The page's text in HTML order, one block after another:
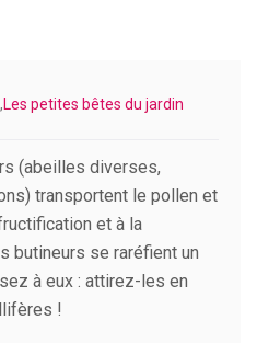
,Les petites bêtes du jardin
(abeilles diverses,
transportent le pollen et
et à la
butineurs se raréfient un
à eux : attirez-les en
!